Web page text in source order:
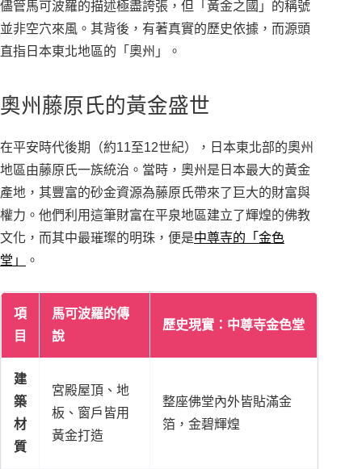
儘管馬可波羅的描述極盡誇張，但「黃金之國」的稱號
並非空穴來風。其背後，有著真實的歷史依據，而源頭
直指日本東北地區的「奧州」。
奧州藤原氏的黃金盛世
在平安時代後期（約11至12世紀），日本東北部的奧州
地區由藤原氏一族統治。當時，奧州是日本最大的黃金
產地，其豐富的砂金資源為藤原氏帶來了巨大的財富與
權力。他們利用這筆財富在平泉地區建立了輝煌的佛教
文化，而其中最璀璨的明珠，便是中尊寺的「金色
堂」
。
項
目
馬可波羅的傳
說
歷史現實：中尊寺金色堂
建
築
材
質
宮殿屋頂、地
板、窗戶皆用
黃金打造
整座佛堂內外皆貼滿金
箔，金碧輝煌